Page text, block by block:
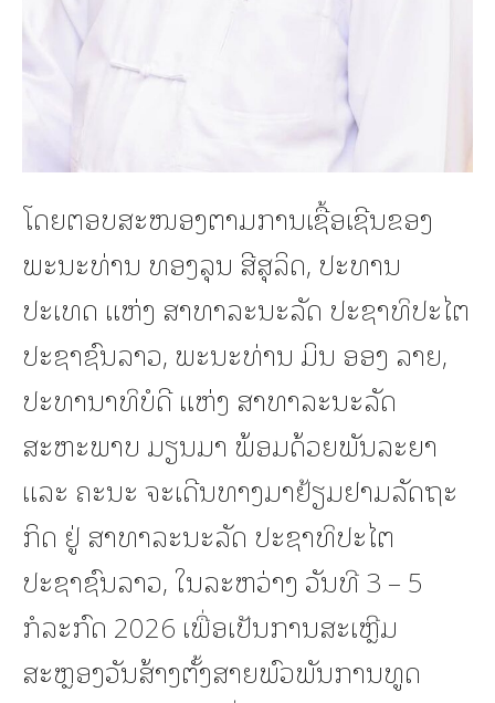
ໂດຍຕອບສະໜອງຕາມການເຊື້ອເຊີນຂອງ
ພະນະທ່ານ ທອງລຸນ ສີສຸລິດ, ປະທານ
ປະເທດ ແຫ່ງ ສາທາລະນະລັດ ປະຊາທິປະໄຕ
ປະຊາຊົນລາວ, ພະນະທ່ານ ມິນ ອອງ ລາຍ,
ປະທານາທິບໍດີ ແຫ່ງ ສາທາລະນະລັດ
ສະຫະພາບ ມຽນມາ ພ້ອມດ້ວຍພັນລະຍາ
ແລະ ຄະນະ ຈະເດີນທາງມາຢ້ຽມຢາມລັດຖະ
ກິດ ຢູ່ ສາທາລະນະລັດ ປະຊາທິປະໄຕ
ປະຊາຊົນລາວ, ໃນລະຫວ່າງ ວັນທີ 3 – 5
ກໍລະກົດ 2026 ເພື່ອເປັນການສະເຫຼີມ
ສະຫຼອງວັນສ້າງຕັ້ງສາຍພົວພັນການທູດ